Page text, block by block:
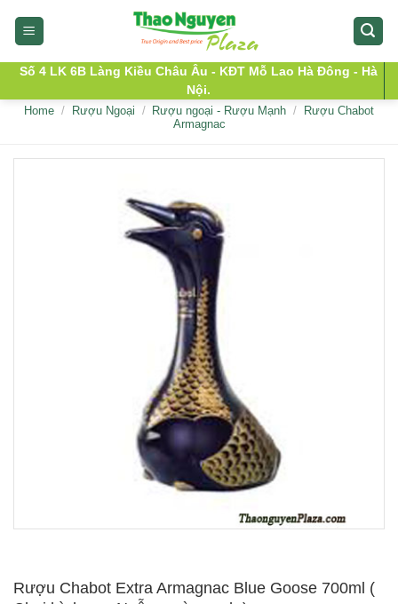
Số 4 LK 6B Làng Kiều Châu Âu - KĐT Mỗ Lao Hà Đông - Hà
Nội.
Home / Rượu Ngoại / Rượu ngoại - Rượu Mạnh /
Rượu Chabot
Armagnac
Rượu Chabot Extra Armagnac Blue Goose 700ml (